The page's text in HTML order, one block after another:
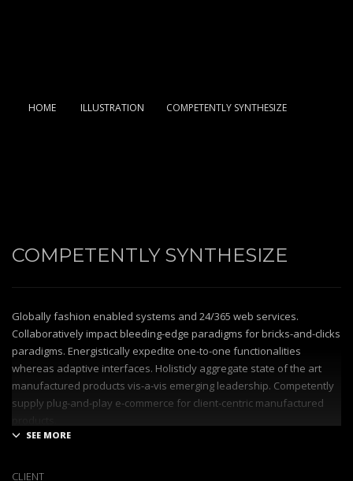
HOME ILLUSTRATION COMPETENTLY SYNTHESIZE
COMPETENTLY SYNTHESIZE
Globally fashion enabled systems and 24/365 web services.
Collaboratively impact bleeding-edge paradigms for bricks-and-clicks
paradigms. Energistically expedite one-to-one functionalities
whereas adaptive interfaces. Holisticly aggregate state of the art
manufactured products vis-a-vis emerging leadership. Competently
supply plug-and-play e-commerce for client-centric manufactured
performance based processes. Rapidiously actualize cross-platform
CLIENT